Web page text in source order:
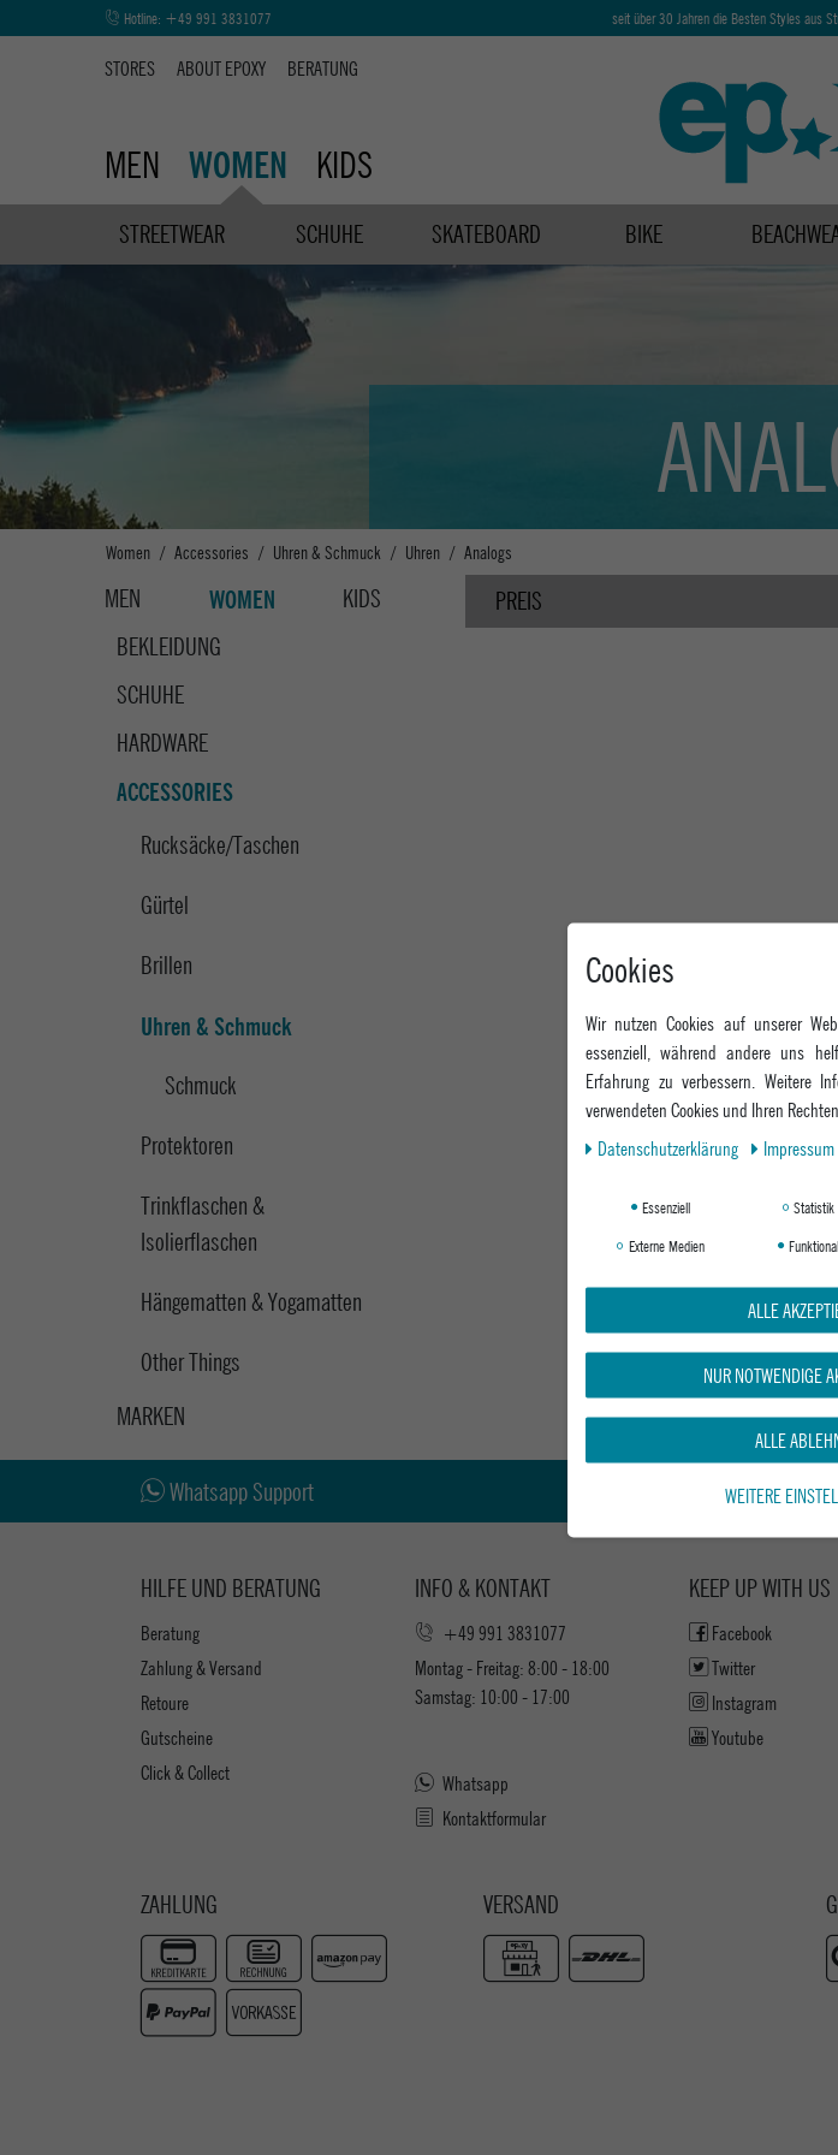
Hotline: +49 991 3831077 seit über 30 Jahren die Besten Styles aus
STORES ABOUT EPOXY BERATUNG
MEN WOMEN KIDS
STREETWEAR SCHUHE SKATEBOARD BIKE
Women Accessories Uhren & Schmuck Uhren Analogs
MEN WOMEN
KIDS
BEKLEIDUNG
SCHUHE
HARDWARE
ACCESSORIES
Rucksäcke/Taschen
Gürtel
Brillen
Uhren & Schmuck
Schmuck
Protektoren
Trinkflaschen &
Isolierflaschen
Hängematten & Yogamatten
Other Things
MARKEN
PREIS
Whatsapp Support Kauf auf
HILFE UND BERATUNG
Beratung
Zahlung & Versand
Retoure
Gutscheine
Click & Collect
INFO & KONTAKT
+49 991 3831077
Montag - Freitag: 8:00 - 18:00
Samstag: 10:00 - 17:00
Whatsapp
Kontaktformular
KEEP UP WITH US
Facebook
Twitter
Instagram
Youtube
ZAHLUNG VERSAND
Cookies
Wir nutzen Cookies auf unserer
essenziell, während andere uns
Erfahrung zu verbessern. Weitere
verwendeten Cookies und Ihren
Daten­schutz­erklärung
Impressum
Essenziell Statistik
Externe Medien
Funktional
ALLE
NUR NOTWENDIGE
ALLE
WEITERE